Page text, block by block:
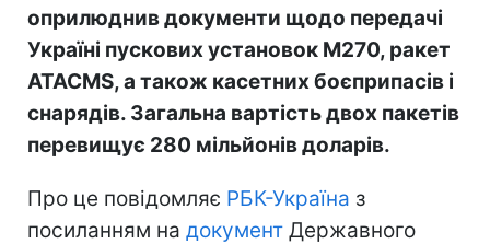
оприлюднив документи щодо передачі
Україні пускових установок M270, ракет
ATACMS, а також касетних боєприпасів і
снарядів. Загальна вартість двох пакетів
перевищує 280 мільйонів доларів.
Про це повідомляє РБК-Україна з
посиланням на документ Державного